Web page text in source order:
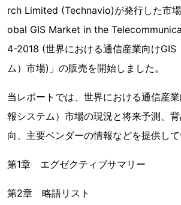
rch Limited (Technavio)が発行した市
obal GIS Market in the
4-2018 (世界における通信産業向けGIS
ム）市場)」の販売を開始しました。
当レポートでは、世界における通信産
報システム）市場の現況と将来予測、
向、主要ベンダーの情報などを提供して
第1章 エグゼクティブサマリー
第2章 略語リスト